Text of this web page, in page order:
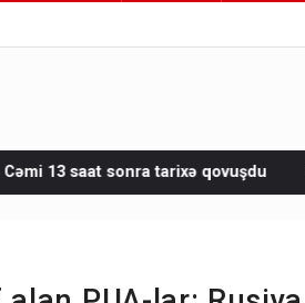
qovuşdu Ceki Çanla